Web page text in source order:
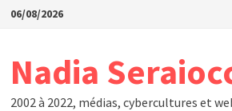
Passer
06/08/2026
Nadia
2002 à 2022, médias, cybercultures et